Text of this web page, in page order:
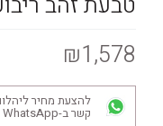
₪1,578
קשר ב-WhatsApp